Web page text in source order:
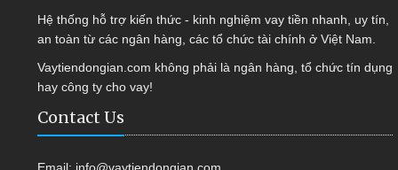
Hệ thống hỗ trợ kiến thức - kinh nghiệm vay tiền nhanh, uy tín,
an toàn từ các ngân hàng, các tổ chức tài chính ở Việt Nam.
Vaytiendongian.com không phải là ngân hàng, tổ chức tín dụng
hay công ty cho vay!
Contact Us